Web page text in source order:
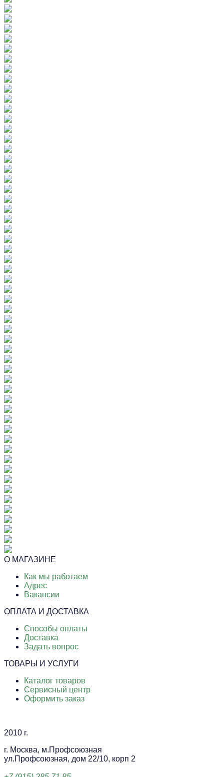
О МАГАЗИНЕ
Как мы работаем
Адрес
Вакансии
ОПЛАТА И ДОСТАВКА
Способы оплаты
Доставка
Задать вопрос
ТОВАРЫ И УСЛУГИ
Каталог товаров
Сервисный центр
Оформить заказ
2010 г.
г. Москва, м.Профсоюзная
ул.Профсоюзная, дом 22/10, корп 2